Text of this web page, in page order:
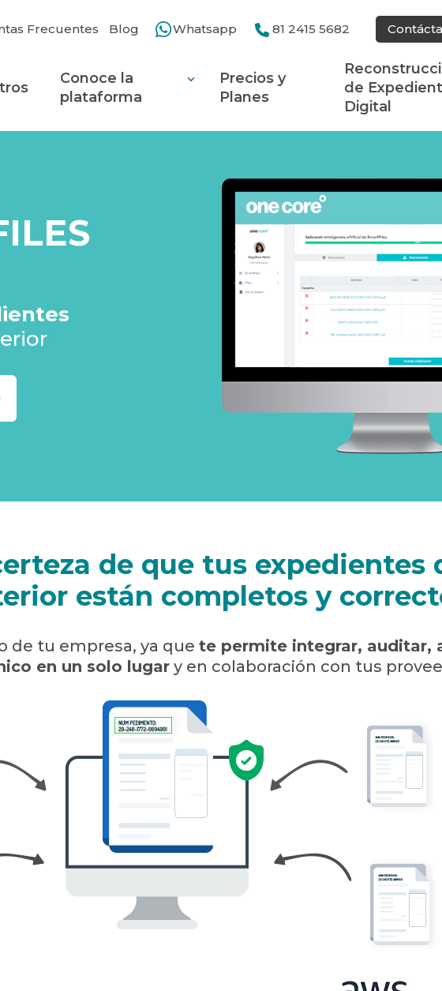
Frecuentes Blog Whatsapp 81 2415 5682
Conoce la
plataforma
Precios y
Planes
de
Digital
de que tus expedientes
están completos y
de tu empresa, ya que te permite integrar, auditar,
en un solo lugary en colaboración con tus